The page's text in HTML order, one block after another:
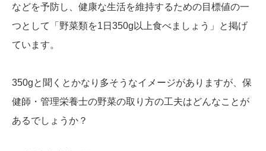
などを予防し、健康な生活を維持するための目標値の一
つとして「野菜類を1日350g以上食べましょう」と掲げ
ています。
350gと聞くとかなり多そうなイメージがありますが、保
健師・管理栄養士の野菜の取り方の工夫はどんなことが
あるでしょうか？